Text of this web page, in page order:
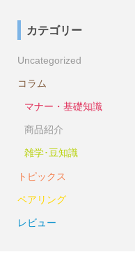
カテゴリー
Uncategorized
コラム
マナー・基礎知識
商品紹介
雑学･豆知識
トピックス
ペアリング
レビュー